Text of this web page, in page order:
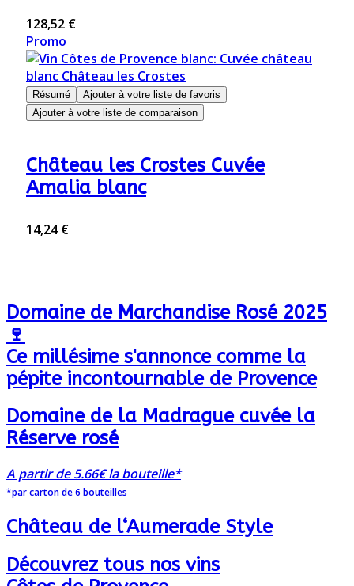
128,52 €
Promo
Résumé
Ajouter à votre liste de favoris
Ajouter à votre liste de comparaison
Château les Crostes Cuvée
Amalia blanc
14,24 €
Domaine de Marchandise Rosé 2025
🍷
Ce millésime s'annonce comme la
pépite incontournable de Provence
Domaine de la Madrague cuvée la
Réserve rosé
A partir de 5.66€ la bouteille*
*par carton de 6 bouteilles
Château de l‘Aumerade Style
Découvrez tous nos vins